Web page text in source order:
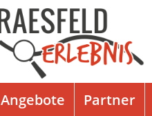
Angebote Partner